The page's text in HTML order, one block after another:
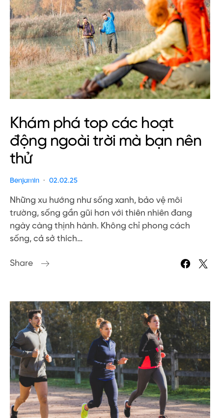
Khám phá top các hoạt
động ngoài trời mà bạn nên
thử
Benjamin 02.02.25
Những xu hướng như sống xanh, bảo vệ môi
trường, sống gần gũi hơn với thiên nhiên đang
ngày càng thịnh hành. Không chỉ phong cách
sống, cả sở thích…
Share